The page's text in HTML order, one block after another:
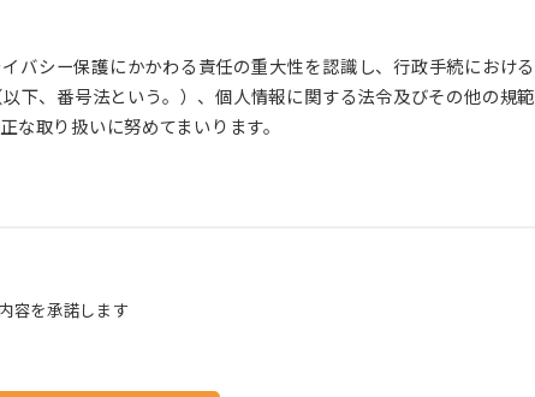
バシー保護にかかわる責任の重大性を認識し、行政手続における
下、番号法という。）、個人情報に関する法令及びその他の規範
な取り扱いに努めてまいります。
利用いたします。また、本人の同意を得ることなく、目的外利用
容を承諾します